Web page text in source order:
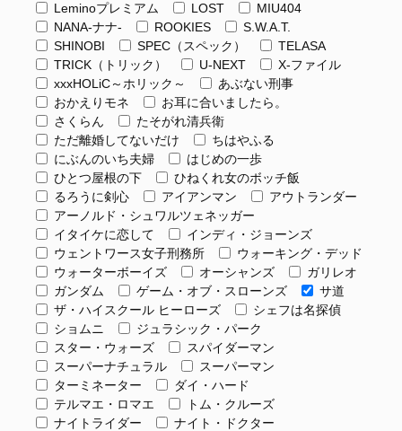
Leminoプレミアム
LOST
MIU404
NANA-ナナ-
ROOKIES
S.W.A.T.
SHINOBI
SPEC（スペック）
TELASA
TRICK（トリック）
U-NEXT
X-ファイル
xxxHOLiC～ホリック～
あぶない刑事
おかえりモネ
お耳に合いましたら。
さくらん
たそがれ清兵衛
ただ離婚してないだけ
ちはやふる
にぶんのいち夫婦
はじめの一歩
ひとつ屋根の下
ひねくれ女のボッチ飯
るろうに剣心
アイアンマン
アウトランダー
アーノルド・シュワルツェネッガー
イタイケに恋して
インディ・ジョーンズ
ウェントワース女子刑務所
ウォーキング・デッド
ウォーターボーイズ
オーシャンズ
ガリレオ
ガンダム
ゲーム・オブ・スローンズ
サ道
ザ・ハイスクール ヒーローズ
シェフは名探偵
ショムニ
ジュラシック・パーク
スター・ウォーズ
スパイダーマン
スーパーナチュラル
スーパーマン
ターミネーター
ダイ・ハード
テルマエ・ロマエ
トム・クルーズ
ナイトライダー
ナイト・ドクター